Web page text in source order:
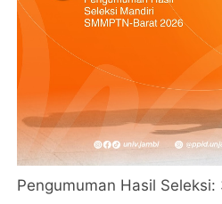
Pengumuman Hasil